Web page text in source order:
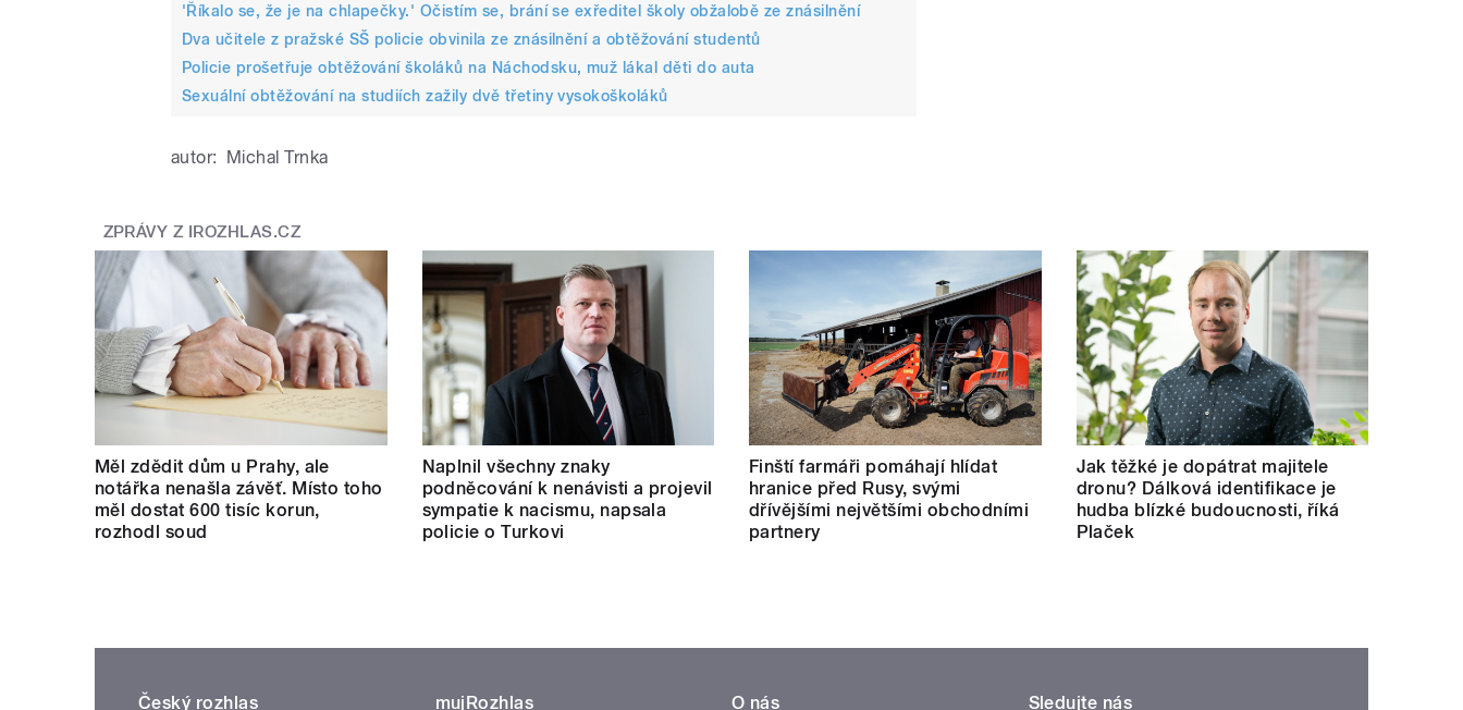
'Říkalo se, že je na chlapečky.' Očistím se, brání se exředitel školy obžalobě ze znásilnění
Dva učitele z pražské SŠ policie obvinila ze znásilnění a obtěžování studentů
Policie prošetřuje obtěžování školáků na Náchodsku, muž lákal děti do auta
Sexuální obtěžování na studiích zažily dvě třetiny vysokoškoláků
autor: Michal Trnka
ZPRÁVY Z IROZHLAS.CZ
Měl zdědit dům u Prahy, ale
notářka nenašla závěť. Místo toho
měl dostat 600 tisíc korun,
rozhodl soud
Naplnil všechny znaky
podněcování k nenávisti a projevil
sympatie k nacismu, napsala
policie o Turkovi
Finští farmáři pomáhají hlídat
hranice před Rusy, svými
dřívějšími největšími obchodními
partnery
Jak těžké je dopátrat majitele
dronu? Dálková identifikace je
hudba blízké budoucnosti, říká
Plaček
Český rozhlas mujRozhlas O nás Sledujte nás